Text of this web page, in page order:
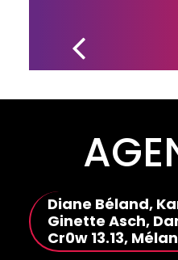
Diane Béland,
Ginette Asch,
Cr0w 13.13,